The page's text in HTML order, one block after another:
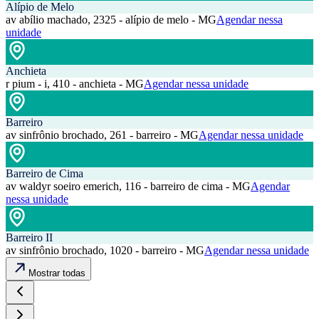
Alípio de Melo
av abílio machado, 2325 - alípio de melo - MGAgendar nessa
unidade
Anchieta
r pium - i, 410 - anchieta - MGAgendar nessa unidade
Barreiro
av sinfrônio brochado, 261 - barreiro - MGAgendar nessa unidade
Barreiro de Cima
av waldyr soeiro emerich, 116 - barreiro de cima - MGAgendar
nessa unidade
Barreiro II
av sinfrônio brochado, 1020 - barreiro - MGAgendar nessa unidade
Mostrar todas